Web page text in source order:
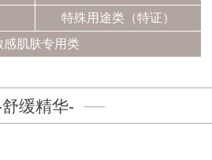
特殊用途类（特证）
感肌肤专用类
舒缓精华-